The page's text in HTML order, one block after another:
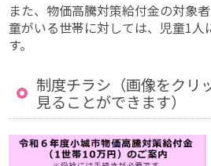
また、物価高騰対策給付金の対象
童がいる世帯に対しては、児童1人
す。
制度チラシ（画像をクリ
見ることができます）